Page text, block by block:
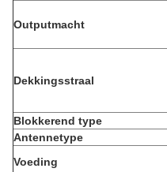
Outputmacht
Dekkingsstraal
Blokkerend type
Antennetype
Voeding